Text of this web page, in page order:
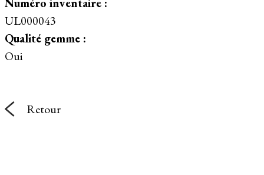
UL000043
Qualité gemme :
Oui
Retour